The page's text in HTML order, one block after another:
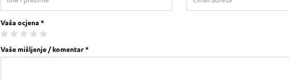
Vaša ocjena *
Vaše mišljenje / komentar *